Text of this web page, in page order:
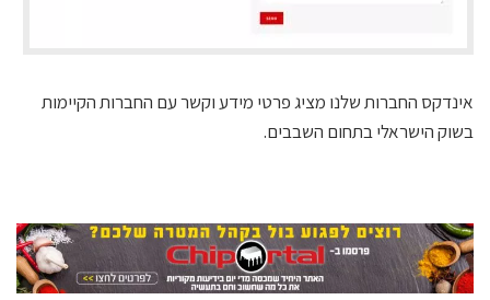
אינדקס החברות שלנו מציג פרטי מידע וקשר עם החברות הקיימות
בשוק הישראלי בתחום השבבים.